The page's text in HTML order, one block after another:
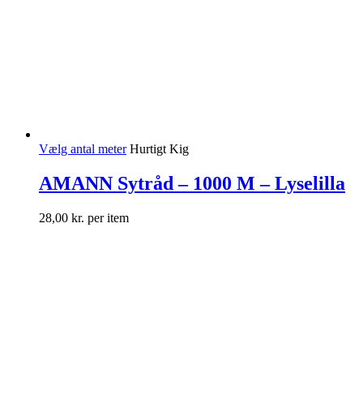
Vælg antal meter Hurtigt Kig
AMANN Sytråd – 1000 M – Lyselilla
28,00 kr. per item